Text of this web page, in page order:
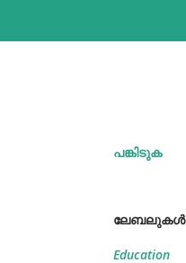
പങ്കിടുക
ലേബലുകള്‍
Education